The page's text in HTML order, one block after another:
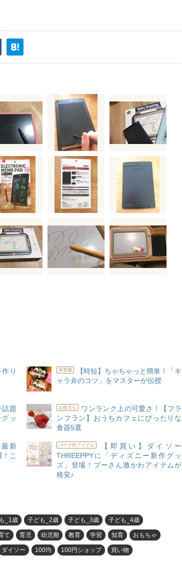
り
保育園
【時短】ちゃちゃっと簡単！「キ
ャラ弁のコツ」をマスターが伝授
話題
ッ
お役立ち
ワンランク上の可愛さ！【フラ
ンフラン】おうちカフェにぴったりな
食器5選
最新
こ
パーク外アイテム
【即買い】ダイソー
THREEPPYに「ディズニー新作グッ
ズ」登場！プーさん激かわアイテムが
格安♪
_1歳 子ども_2歳 子ども_3歳 子ども_4歳
て 育児 幼児期 教育 学習 知育 おもちゃ
ダイソー 100均 100円ショップ 買い物